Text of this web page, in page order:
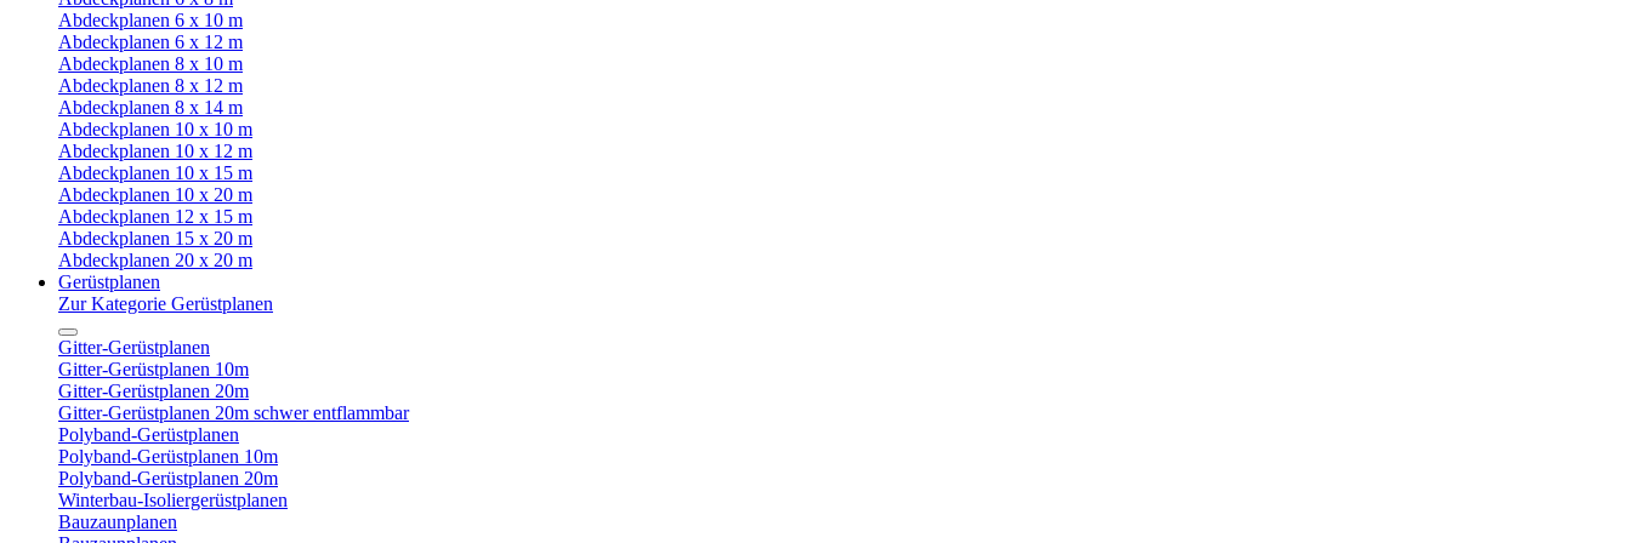
Abdeckplanen 6 x 10 m
Abdeckplanen 6 x 12 m
Abdeckplanen 8 x 10 m
Abdeckplanen 8 x 12 m
Abdeckplanen 8 x 14 m
Abdeckplanen 10 x 10 m
Abdeckplanen 10 x 12 m
Abdeckplanen 10 x 15 m
Abdeckplanen 10 x 20 m
Abdeckplanen 12 x 15 m
Abdeckplanen 15 x 20 m
Abdeckplanen 20 x 20 m
Gerüstplanen
Zur Kategorie Gerüstplanen
Gitter-Gerüstplanen
Gitter-Gerüstplanen 10m
Gitter-Gerüstplanen 20m
Gitter-Gerüstplanen 20m schwer entflammbar
Polyband-Gerüstplanen
Polyband-Gerüstplanen 10m
Polyband-Gerüstplanen 20m
Winterbau-Isoliergerüstplanen
Bauzaunplanen